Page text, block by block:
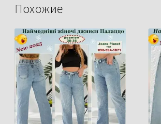
Похожие